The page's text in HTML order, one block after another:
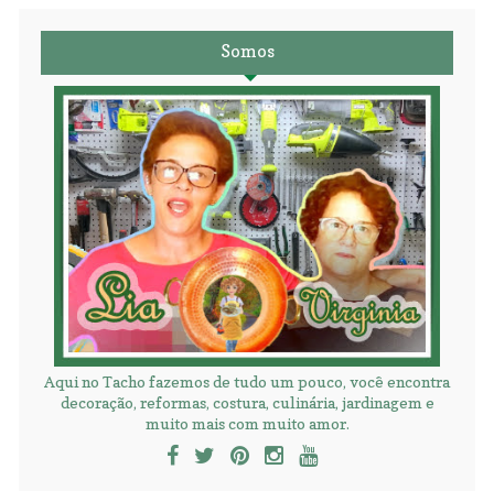
Somos
Aqui no Tacho fazemos de tudo um pouco, você encontra
decoração, reformas, costura, culinária, jardinagem e
muito mais com muito amor.